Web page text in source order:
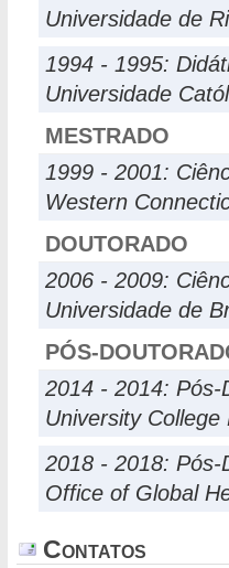
Universidade de
1994 - 1995:
Universidade
MESTRADO
1999 - 2001:
Western
DOUTORADO
2006 - 2009:
Universidade de
PÓS-
2014 - 2014: Pós-
University College
2018 - 2018: Pós-
Office of Global
Contatos